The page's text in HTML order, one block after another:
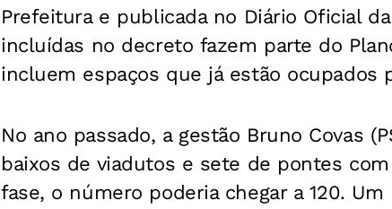
Prefeitura e publicada no Diário Oficial
incluídas no decreto fazem parte do
incluem espaços que já estão ocupados
No ano passado, a gestão Bruno Covas
baixos de viadutos e sete de pontes
fase, o número poderia chegar a 120.